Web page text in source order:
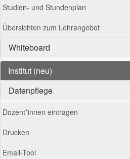
Studien- und Stundenplan
Übersichten zum Lehrangebot
Whiteboard
Institut (neu)
Datenpflege
Dozent*innen eintragen
Drucken
Email-Tool